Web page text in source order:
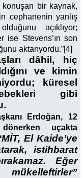
konuşan bir kaynak,
cephanenin yanlış
açıklıyor;
ise Stevens’ın son
aktarıyordu.”[4]
dâhil, hiç
ve kimin
küresel
gibi
Erdoğan, 12
dönerken uçakta
El Kaide’ye
istihbarat
Eğer